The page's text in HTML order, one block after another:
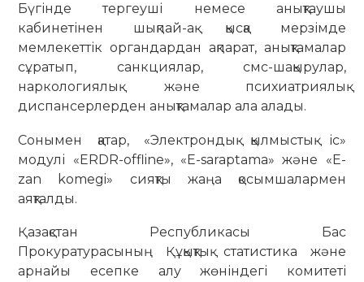
Бүгінде тергеуші немесе анықтаушы
кабинетінен шықпай-ақ қысқа мерзімде
мемлекеттік органдардан ақпарат, анықтамалар
сұратып, санкциялар, смс-шақырулар,
наркологиялық және психиатриялық
диспансерлерден анықтамалар ала алады.
Сонымен қатар, «Электрондық қылмыстық іс»
модулі «ERDR-offline», «E-saraptama» және «E-
zan komegi» сияқты жаңа қосымшалармен
аяқталды.
Қазақстан Республикасы Бас
Прокуратурасының Құқықтық статистика және
арнайы есепке алу жөніндегі комитеті